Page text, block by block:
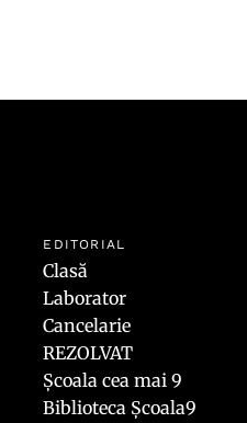
EDITORIAL
Clasă
Laborator
Cancelarie
REZOLVAT
Școala cea mai 9
Biblioteca Școala9